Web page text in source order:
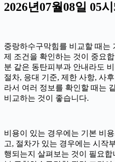
2026년07월08일 05
중랑하수구막힘를 비교할 때는
제 조건을 확인하는 것이 중요
분 같은 동탄피부과 안내라도
절차, 응대 기준, 제한 사항, 사
라서 여러 정보를 확인할 때는
비교하는 것이 좋습니다.
비용이 있는 경우에는 기본 비
고, 절차가 있는 경우에는 시작
행되는지 살펴보는 것이 필요합